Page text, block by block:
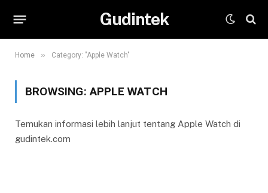
Gudintek
Home » Category: "Apple Watch"
BROWSING:APPLE WATCH
Temukan informasi lebih lanjut tentang Apple Watch di
gudintek.com